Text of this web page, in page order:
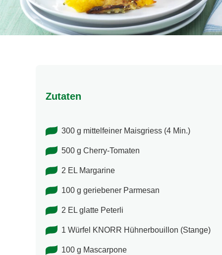
Zutaten
300 g mittelfeiner Maisgriess (4 Min.)
500 g Cherry-Tomaten
2 EL Margarine
100 g geriebener Parmesan
2 EL glatte Peterli
1 Würfel KNORR Hühnerbouillon (Stange)
100 g Mascarpone